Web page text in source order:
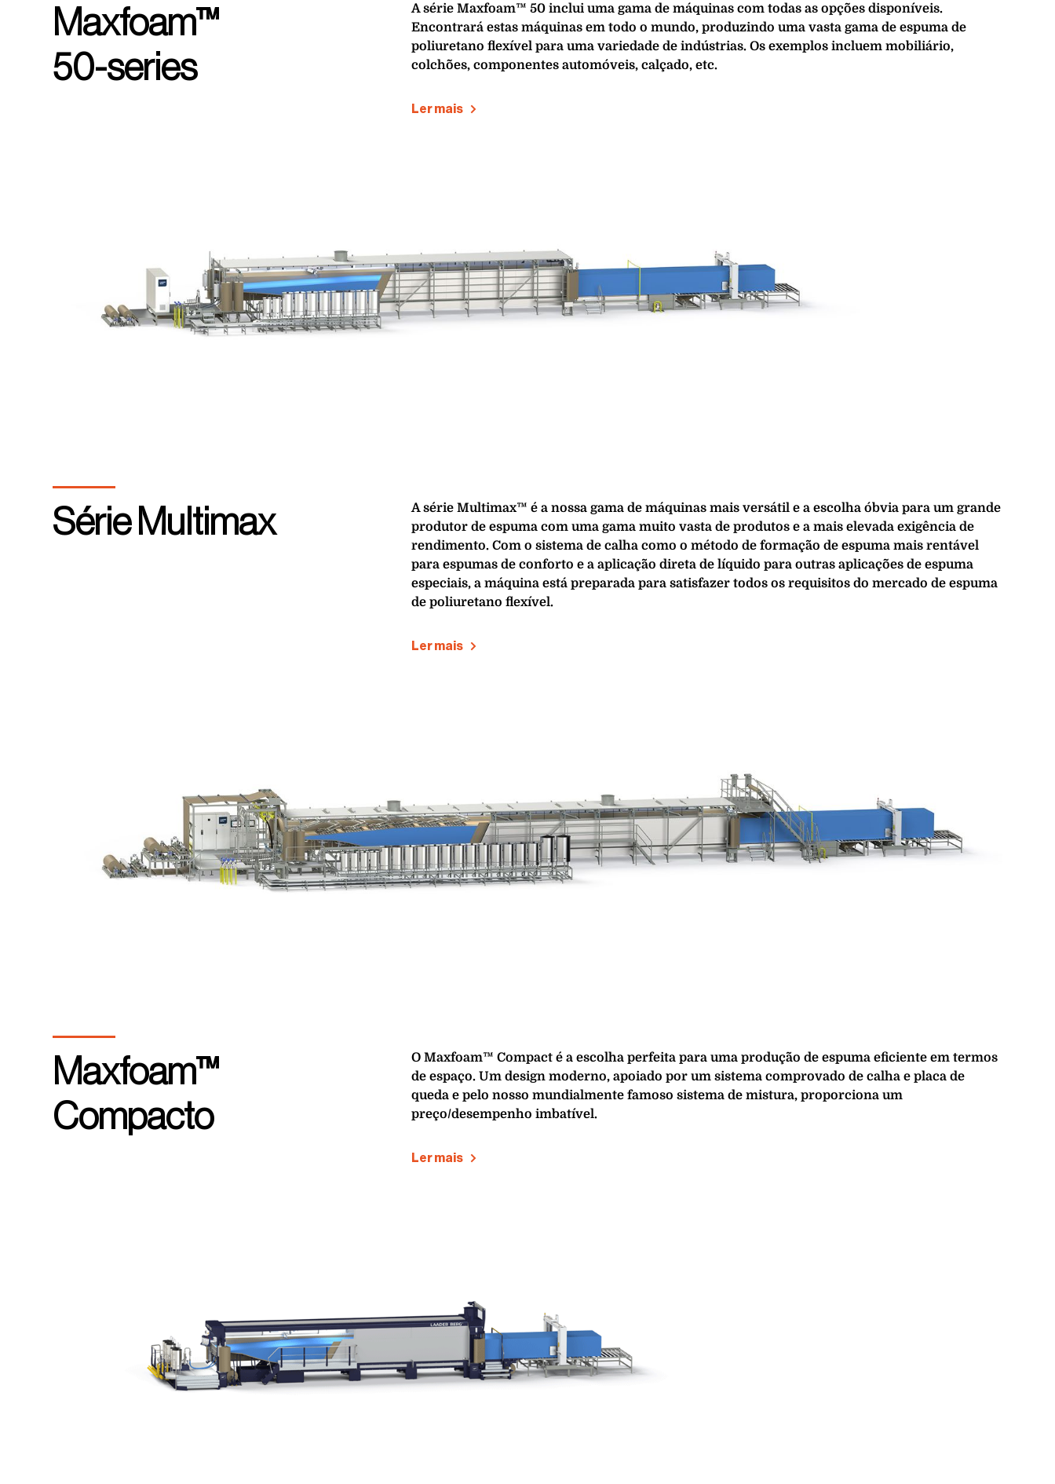
Maxfoam™
50-series
A série Maxfoam™ 50 inclui uma gama de máquinas com todas as opções disponíveis.
Encontrará estas máquinas em todo o mundo, produzindo uma vasta gama de espuma de
poliuretano flexível para uma variedade de indústrias. Os exemplos incluem mobiliário,
colchões, componentes automóveis, calçado, etc.
Ler mais
Série Multimax
A série Multimax™ é a nossa gama de máquinas mais versátil e a escolha óbvia para um grande
produtor de espuma com uma gama muito vasta de produtos e a mais elevada exigência de
rendimento. Com o sistema de calha como o método de formação de espuma mais rentável
para espumas de conforto e a aplicação direta de líquido para outras aplicações de espuma
especiais, a máquina está preparada para satisfazer todos os requisitos do mercado de espuma
de poliuretano flexível.
Ler mais
Maxfoam™
Compacto
O Maxfoam™ Compact é a escolha perfeita para uma produção de espuma eficiente em termos
de espaço. Um design moderno, apoiado por um sistema comprovado de calha e placa de
queda e pelo nosso mundialmente famoso sistema de mistura, proporciona um
preço/desempenho imbatível.
Ler mais